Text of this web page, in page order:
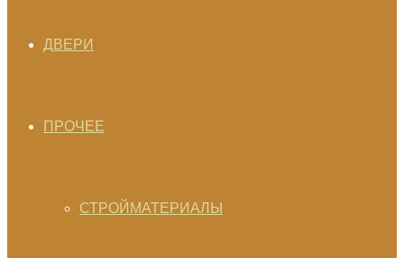
ДВЕРИ
ПРОЧЕЕ
СТРОЙМАТЕРИАЛЫ